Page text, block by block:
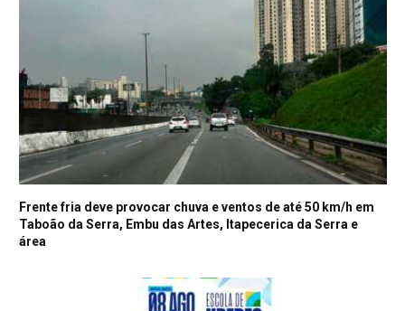
Frente fria deve provocar chuva e ventos de até 50 km/h em
Taboão da Serra, Embu das Artes, Itapecerica da Serra e
área